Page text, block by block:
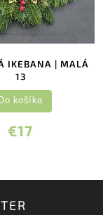
IKEBANA | MALÁ
13
€17
Do košíka